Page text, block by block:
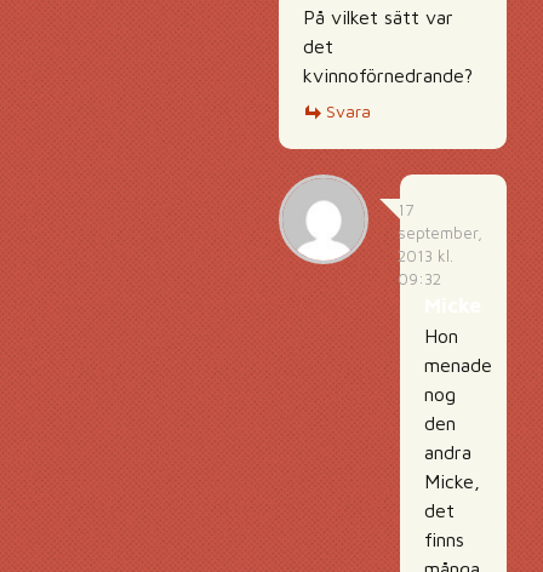
På vilket sätt var
det
kvinnoförnedrande?
Svara
17
september,
2013 kl.
09:32
Hon
menade
nog
den
andra
Micke,
det
finns